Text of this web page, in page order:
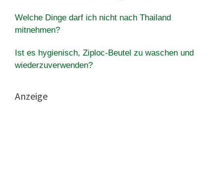
Welche Dinge darf ich nicht nach Thailand
mitnehmen?
Ist es hygienisch, Ziploc-Beutel zu waschen und
wiederzuverwenden?
Anzeige